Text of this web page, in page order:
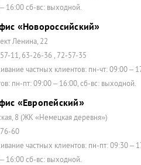
16:00 сб-вс: выходной.
«Новороссийский»
Ленина, 22
11, 63-26-36 , 72-57-35
частных клиентов: пн-чт: 09:00 –
пн-пт: 09:00 – 16:00, сб-вс: выходной.
«Европейский»
8 (ЖК «Немецкая деревня»)
60
частных клиентов: пн-пт: 09:30
16:00 сб-вс: выходной.